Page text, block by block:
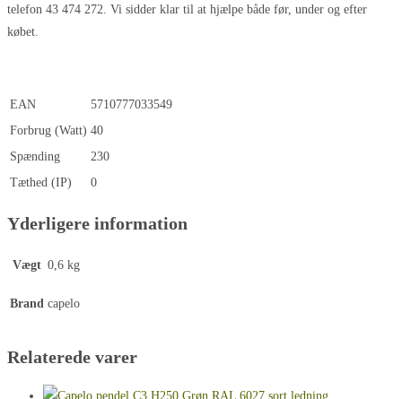
telefon 43 474 272. Vi sidder klar til at hjælpe både før, under og efter
købet.
EAN
5710777033549
Forbrug (Watt) 40
Spænding
230
Tæthed (IP)
0
Yderligere information
Vægt 0,6 kg
Brand capelo
Relaterede varer